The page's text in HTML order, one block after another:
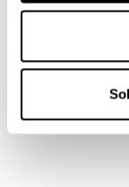
Opiniones reales